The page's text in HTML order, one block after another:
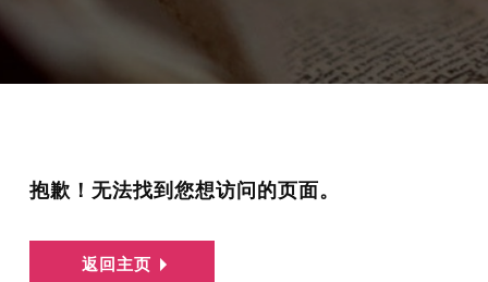
抱歉！无法找到您想访问的页面。
返回主页